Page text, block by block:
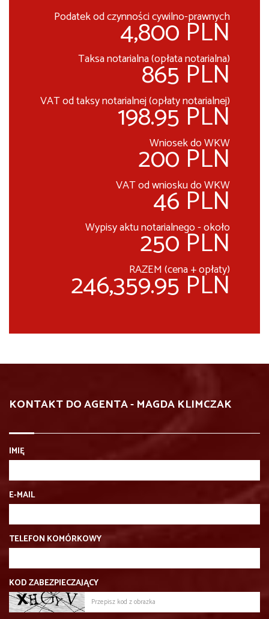
Podatek od czynności cywilno-prawnych
4,800 PLN
Taksa notarialna (opłata notarialna)
865 PLN
VAT od taksy notarialnej (opłaty notarialnej)
198.95 PLN
Wniosek do WKW
200 PLN
VAT od wniosku do WKW
46 PLN
Wypisy aktu notarialnego - około
250 PLN
RAZEM (cena + opłaty)
246,359.95 PLN
KONTAKT DO AGENTA - MAGDA KLIMCZAK
IMIĘ
E-MAIL
TELEFON KOMÓRKOWY
KOD ZABEZPIECZAJĄCY